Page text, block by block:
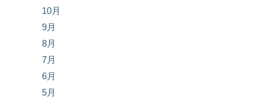
10月
9月
8月
7月
6月
5月